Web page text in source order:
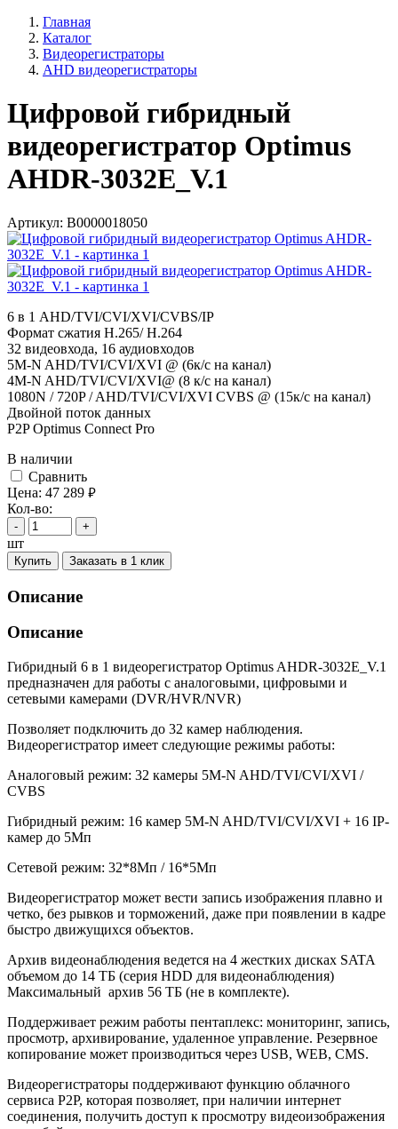
Главная
Каталог
Видеорегистраторы
AHD видеорегистраторы
Цифровой гибридный
видеорегистратор Optimus
AHDR-3032E_V.1
Артикул: В0000018050
6 в 1 AHD/TVI/CVI/XVI/CVBS/IP
Формат сжатия H.265/ H.264
32 видеовхода, 16 аудиовходов
5M-N AHD/TVI/CVI/XVI @ (6к/с на канал)
4M-N AHD/TVI/CVI/XVI@ (8 к/с на канал)
1080N / 720P / AHD/TVI/CVI/XVI CVBS @ (15к/с на канал)
Двойной поток данных
P2P Optimus Connect Pro
В наличии
Cравнить
Цена: 47 289 руб.
Кол-во:
- +
шт
Купить Заказать в 1 клик
Описание
Описание
Гибридный 6 в 1 видеорегистратор Optimus AHDR-3032E_V.1
предназначен для работы с аналоговыми, цифровыми и
сетевыми камерами (DVR/HVR/NVR)
Позволяет подключить до 32 камер наблюдения.
Видеорегистратор имеет следующие режимы работы:
Аналоговый режим: 32 камеры 5M-N AHD/TVI/CVI/XVI /
CVBS
Гибридный режим: 16 камер 5M-N AHD/TVI/CVI/XVI + 16 IP-
камер до 5Мп
Сетевой режим: 32*8Мп / 16*5Мп
Видеорегистратор может вести запись изображения плавно и
четко, без рывков и торможений, даже при появлении в кадре
быстро движущихся объектов.
Архив видеонаблюдения ведется на 4 жестких дисках SATA
объемом до 14 ТБ (серия HDD для видеонаблюдения)
Максимальный архив 56 TБ (не в комплекте).
Поддерживает режим работы пентаплекс: мониторинг, запись,
просмотр, архивирование, удаленное управление. Резервное
копирование может производиться через USB, WEB, CMS.
Видеорегистраторы поддерживают функцию облачного
сервиса P2P, которая позволяет, при наличии интернет
соединения, получить доступ к просмотру видеоизображения